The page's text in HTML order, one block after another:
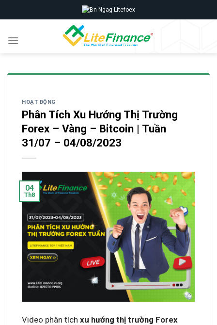
to
HOẠT ĐỘNG
Phân Tích Xu Hướng Thị Trường
Forex – Vàng – Bitcoin | Tuần
31/07 – 04/08/2023
04
Th8
Video phân tích xu hướng thị trường Forex